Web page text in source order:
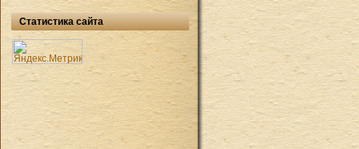
Статистика сайта